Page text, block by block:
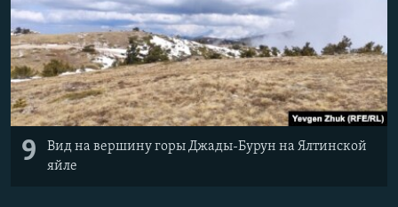
9
Вид на вершину горы Джады-Бурун на Ялтинской
яйле